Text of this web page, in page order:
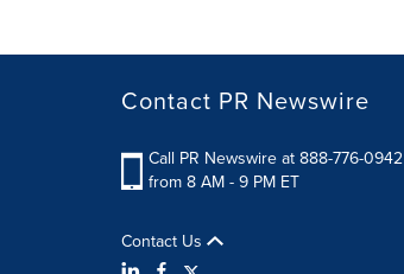
Contact PR Newswire
Call PR Newswire at 888-776-0942
from 8 AM - 9 PM ET
Contact Us